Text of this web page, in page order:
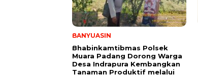
BANYUASIN
Bhabinkamtibmas Polsek
Muara Padang Dorong Warga
Desa Indrapura Kembangkan
Tanaman Produktif melalui